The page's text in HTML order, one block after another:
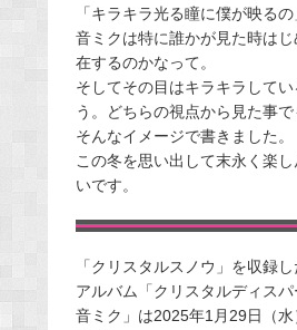
「キラキラ光る瞳に僕が映る
音ミクは特に誰かが見た時は
在するのかなって。
そしてその目はキラキラして
う。どちらの視点から見た事で
そんなイメージで書きました。
この冬を思い出して末永く楽
いです。
「クリスタルスノウ」を収録し
アルバム「クリスタルディス
音ミク」は2025年1月29日（